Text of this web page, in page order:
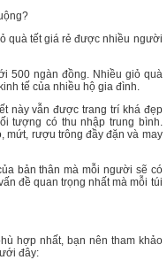
quà tết giá rẻ được nhiều người
500 ngàn đồng. Nhiều giỏ quà
tế của nhiều hộ gia đình.
này vẫn được trang trí khá đẹp
tượng có thu nhập trung bình.
mứt, rượu trông đầy đặn và may
bản thân mà mỗi người sẽ có
đề quan trọng nhất mà mỗi túi
hợp nhất, bạn nên tham khảo
đây: